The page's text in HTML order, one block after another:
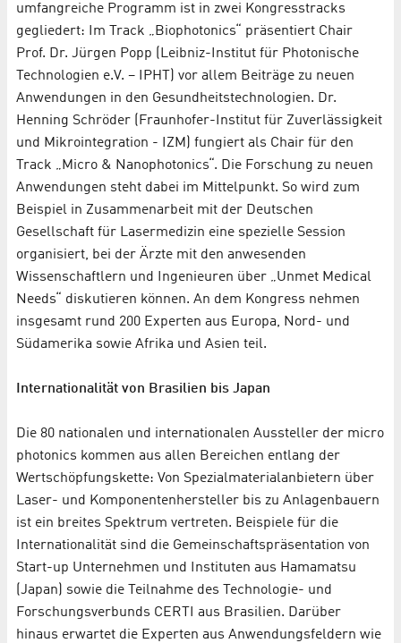
umfangreiche Programm ist in zwei Kongresstracks
gegliedert: Im Track „Biophotonics“ präsentiert Chair
Prof. Dr. Jürgen Popp (Leibniz-Institut für Photonische
Technologien e.V. – IPHT) vor allem Beiträge zu neuen
Anwendungen in den Gesundheitstechnologien. Dr.
Henning Schröder (Fraunhofer-Institut für Zuverlässigkeit
und Mikrointegration - IZM) fungiert als Chair für den
Track „Micro & Nanophotonics“. Die Forschung zu neuen
Anwendungen steht dabei im Mittelpunkt. So wird zum
Beispiel in Zusammenarbeit mit der Deutschen
Gesellschaft für Lasermedizin eine spezielle Session
organisiert, bei der Ärzte mit den anwesenden
Wissenschaftlern und Ingenieuren über „Unmet Medical
Needs“ diskutieren können. An dem Kongress nehmen
insgesamt rund 200 Experten aus Europa, Nord- und
Südamerika sowie Afrika und Asien teil.
Internationalität von Brasilien bis Japan
Die 80 nationalen und internationalen Aussteller der micro
photonics kommen aus allen Bereichen entlang der
Wertschöpfungskette: Von Spezialmaterialanbietern über
Laser- und Komponentenhersteller bis zu Anlagenbauern
ist ein breites Spektrum vertreten. Beispiele für die
Internationalität sind die Gemeinschaftspräsentation von
Start-up Unternehmen und Instituten aus Hamamatsu
(Japan) sowie die Teilnahme des Technologie- und
Forschungsverbunds CERTI aus Brasilien. Darüber
hinaus erwartet die Experten aus Anwendungsfeldern wie